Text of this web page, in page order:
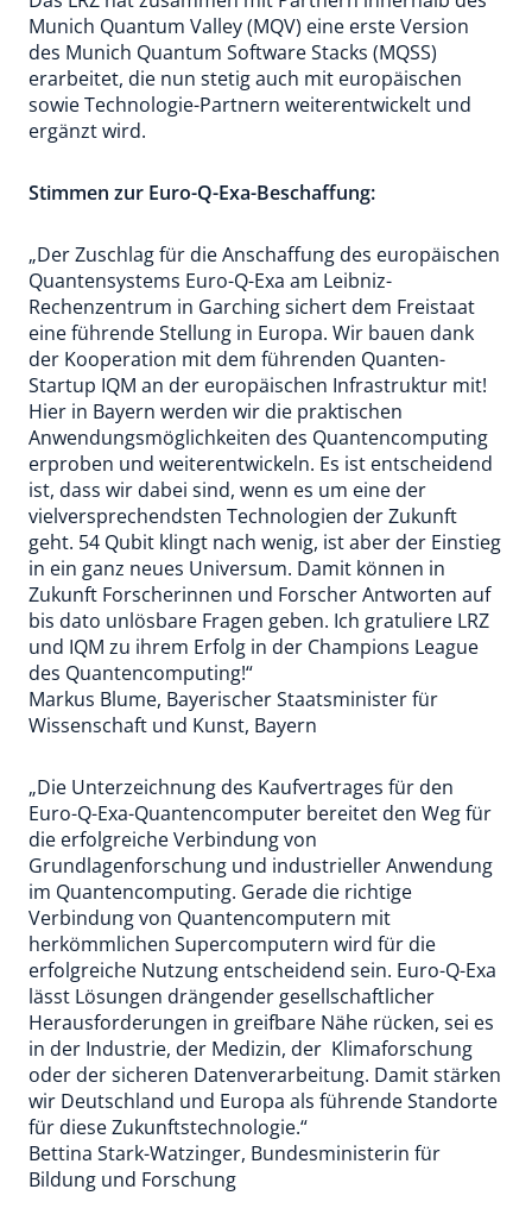
Munich Quantum Valley (MQV) eine erste Version
des Munich Quantum Software Stacks (MQSS)
erarbeitet, die nun stetig auch mit europäischen
sowie Technologie-Partnern weiterentwickelt und
ergänzt wird.
Stimmen zur Euro-Q-Exa-Beschaffung:
„Der Zuschlag für die Anschaffung des europäischen
Quantensystems Euro-Q-Exa am Leibniz-
Rechenzentrum in Garching sichert dem Freistaat
eine führende Stellung in Europa. Wir bauen dank
der Kooperation mit dem führenden Quanten-
Startup IQM an der europäischen Infrastruktur mit!
Hier in Bayern werden wir die praktischen
Anwendungsmöglichkeiten des Quantencomputing
erproben und weiterentwickeln. Es ist entscheidend
ist, dass wir dabei sind, wenn es um eine der
vielversprechendsten Technologien der Zukunft
geht. 54 Qubit klingt nach wenig, ist aber der Einstieg
in ein ganz neues Universum. Damit können in
Zukunft Forscherinnen und Forscher Antworten auf
bis dato unlösbare Fragen geben. Ich gratuliere LRZ
und IQM zu ihrem Erfolg in der Champions League
des Quantencomputing!“
Markus Blume, Bayerischer Staatsminister für
Wissenschaft und Kunst, Bayern
„Die Unterzeichnung des Kaufvertrages für den
Euro-Q-Exa-Quantencomputer bereitet den Weg für
die erfolgreiche Verbindung von
Grundlagenforschung und industrieller Anwendung
im Quantencomputing. Gerade die richtige
Verbindung von Quantencomputern mit
herkömmlichen Supercomputern wird für die
erfolgreiche Nutzung entscheidend sein. Euro-Q-Exa
lässt Lösungen drängender gesellschaftlicher
Herausforderungen in greifbare Nähe rücken, sei es
in der Industrie, der Medizin, der Klimaforschung
oder der sicheren Datenverarbeitung. Damit stärken
wir Deutschland und Europa als führende Standorte
für diese Zukunftstechnologie.“
Bettina Stark-Watzinger, Bundesministerin für
Bildung und Forschung